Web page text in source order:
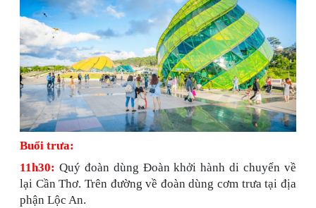
Buổi trưa:
11h30: Quý đoàn dùng Đoàn khởi hành di chuyển về
lại Cần Thơ. Trên đường về đoàn dùng cơm trưa tại địa
phận Lộc An.